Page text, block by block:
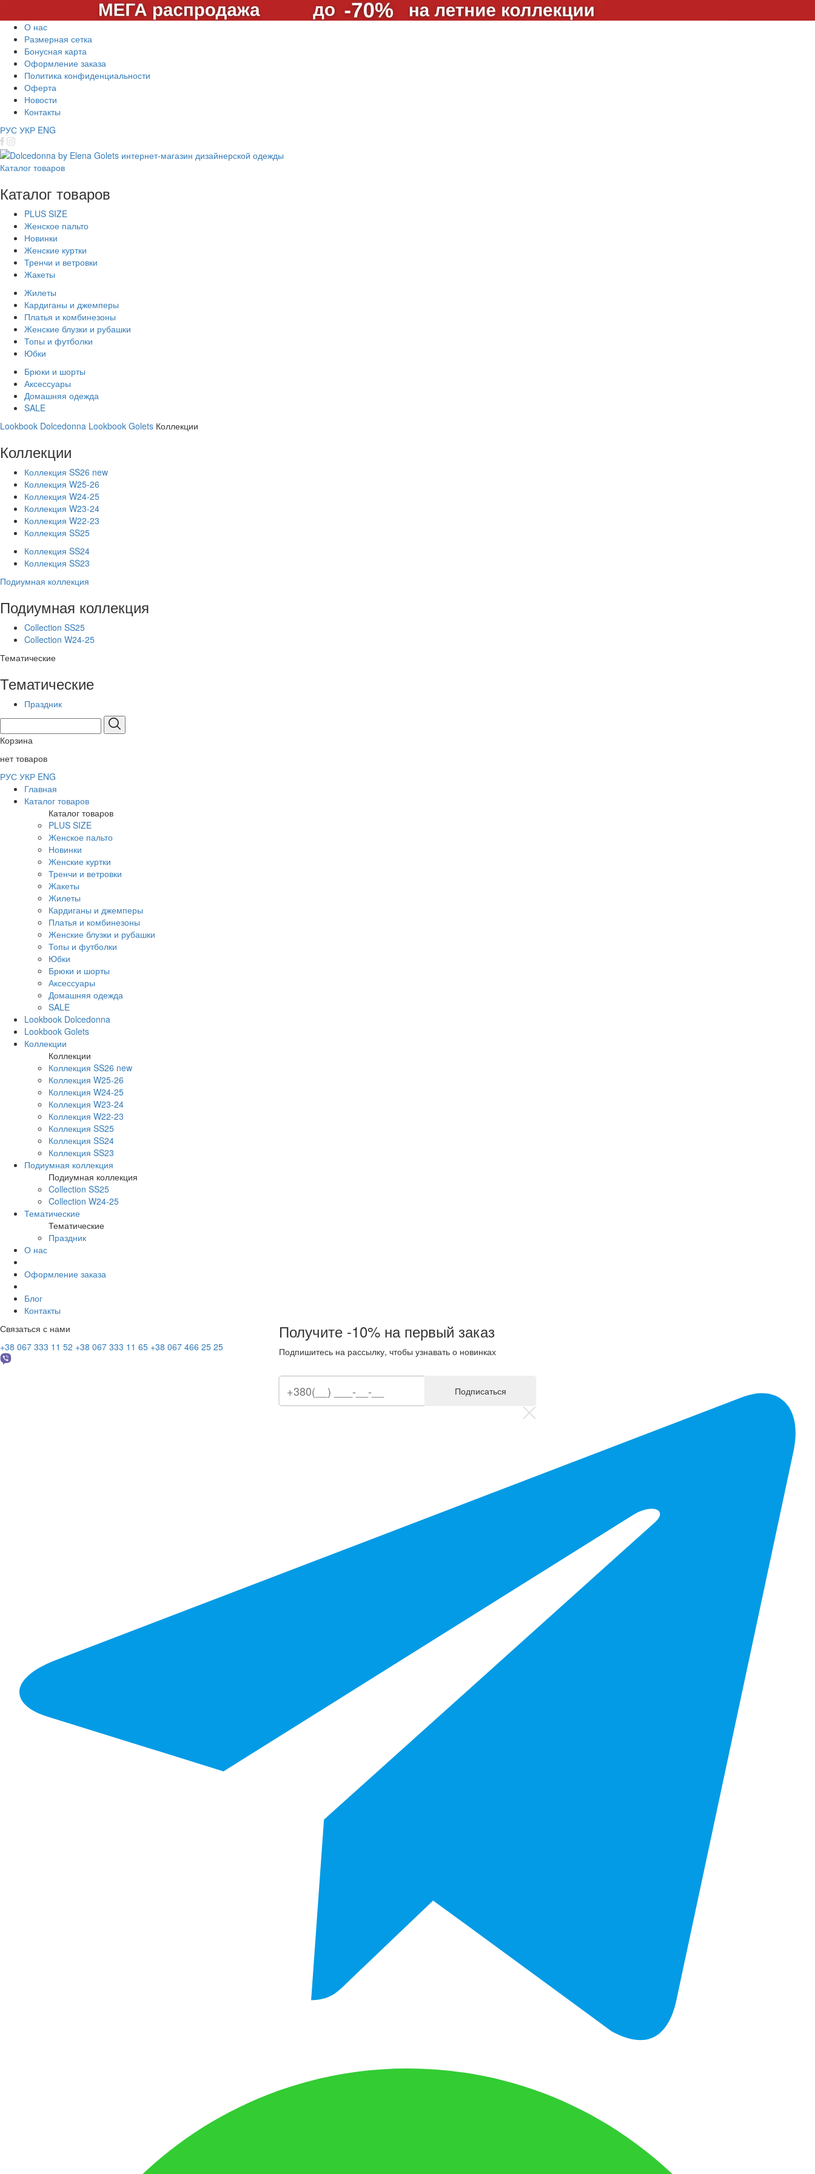
О нас
Размерная сетка
Бонусная карта
Оформление заказа
Политика конфиденциальности
Оферта
Новости
Контакты
РУС УКР ENG
Каталог товаров
Каталог товаров
PLUS SIZE
Женское пальто
Новинки
Женские куртки
Тренчи и ветровки
Жакеты
Жилеты
Кардиганы и джемперы
Платья и комбинезоны
Женские блузки и рубашки
Топы и футболки
Юбки
Брюки и шорты
Аксессуары
Домашняя одежда
SALE
Lookbook Dolcedonna Lookbook Golets Коллекции
Коллекции
Коллекция SS26 new
Коллекция W25-26
Коллекция W24-25
Коллекция W23-24
Коллекция W22-23
Коллекция SS25
Коллекция SS24
Коллекция SS23
Подиумная коллекция
Подиумная коллекция
Collection SS25
Collection W24-25
Тематические
Тематические
Праздник
Корзина
нет товаров
РУС УКР ENG
Главная
Каталог товаров
Каталог товаров
PLUS SIZE
Женское пальто
Новинки
Женские куртки
Тренчи и ветровки
Жакеты
Жилеты
Кардиганы и джемперы
Платья и комбинезоны
Женские блузки и рубашки
Топы и футболки
Юбки
Брюки и шорты
Аксессуары
Домашняя одежда
SALE
Lookbook Dolcedonna
Lookbook Golets
Коллекции
Коллекции
Коллекция SS26 new
Коллекция W25-26
Коллекция W24-25
Коллекция W23-24
Коллекция W22-23
Коллекция SS25
Коллекция SS24
Коллекция SS23
Подиумная коллекция
Подиумная коллекция
Collection SS25
Collection W24-25
Тематические
Тематические
Праздник
О нас
Оформление заказа
Блог
Контакты
Связаться с нами
+38 067 333 11 52 +38 067 333 11 65 +38 067 466 25 25
Получите -10% на первый заказ
Подпишитесь на рассылку, чтобы узнавать о новинках
Подписаться